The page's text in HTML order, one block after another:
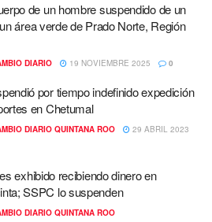
de un hombre suspendido de un
área verde de Prado Norte, Región
DIARIO 19 NOVIEMBRE 2025 0
por tiempo indefinido expedición
en Chetumal
DIARIO QUINTANA ROO
29 ABRIL 2023
exhibido recibiendo dinero en
SSPC lo suspenden
DIARIO QUINTANA ROO